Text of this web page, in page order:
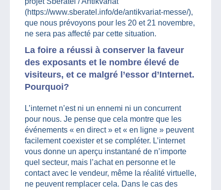
(https://www.sberatel.info/de/antikvariat-messe/),
que nous prévoyons pour les 20 et 21 novembre,
ne sera pas affecté par cette situation.
La foire a réussi à conserver la faveur
des exposants et le nombre élevé de
visiteurs, et ce malgré l’essor d’Internet.
Pourquoi?
L’internet n’est ni un ennemi ni un concurrent
pour nous. Je pense que cela montre que les
événements « en direct » et « en ligne » peuvent
facilement coexister et se compléter. L’internet
vous donne un aperçu instantané de n’importe
quel secteur, mais l’achat en personne et le
contact avec le vendeur, même la réalité virtuelle,
ne peuvent remplacer cela. Dans le cas des